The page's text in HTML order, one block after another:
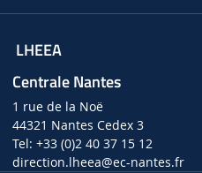
LHEEA
Centrale Nantes
1 rue de la Noë
44321 Nantes Cedex 3
Tel: +33 (0)2 40 37 15 12
direction.lheea@ec-nantes.fr